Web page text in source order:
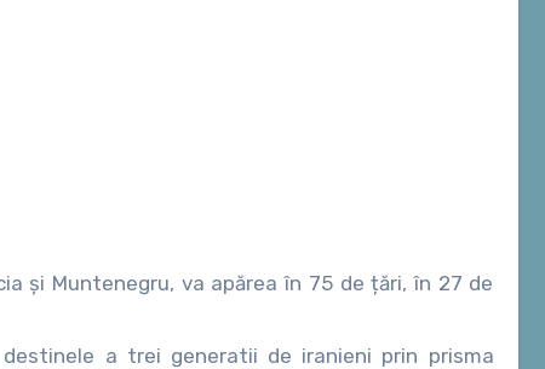
şi Muntenegru, va apărea în 75 de țări, în 27 de
a trei generatii de iranieni prin prisma